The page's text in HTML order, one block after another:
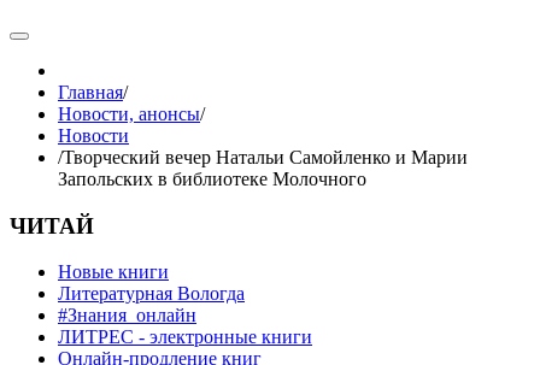
Главная/
Новости, анонсы/
Новости
/Творческий вечер Натальи Самойленко и Марии
Запольских в библиотеке Молочного
ЧИТАЙ
Новые книги
Литературная Вологда
#Знания_онлайн
ЛИТРЕС - электронные книги
Онлайн-продление книг